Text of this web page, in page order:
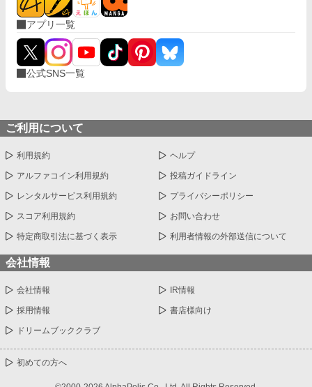
アプリ一覧
公式SNS一覧
ご利用について
利用規約 ヘルプ
アルファコイン利用規約 投稿ガイドライン
レンタルサービス利用規約 プライバシーポリシー
スコア利用規約 お問い合わせ
特定商取引法に基づく表示 利用者情報の外部送信について
会社情報
会社情報 IR情報
採用情報 書店様向け
ドリームブッククラブ
初めての方へ